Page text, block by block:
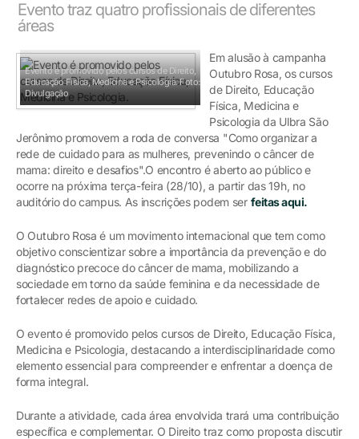
Evento traz quatro profissionais de diferentes
áreas
Evento é promovido pelos cursos de Direito,
Educação Física, Medicina e Psicologia.Foto:
Divulgação
Em alusão à campanha
Outubro Rosa, os cursos
de Direito, Educação
Física, Medicina e
Psicologia da Ulbra São
Jerônimo promovem a roda de conversa "Como organizar a
rede de cuidado para as mulheres, prevenindo o câncer de
mama: direito e desafios".O encontro é aberto ao público e
ocorre na próxima terça-feira (28/10), a partir das 19h, no
auditório do campus. As inscrições podem ser feitas aqui.
O Outubro Rosa é um movimento internacional que tem como
objetivo conscientizar sobre a importância da prevenção e do
diagnóstico precoce do câncer de mama, mobilizando a
sociedade em torno da saúde feminina e da necessidade de
fortalecer redes de apoio e cuidado.
O evento é promovido pelos cursos de Direito, Educação Física,
Medicina e Psicologia, destacando a interdisciplinaridade como
elemento essencial para compreender e enfrentar a doença de
forma integral.
Durante a atividade, cada área envolvida trará uma contribuição
específica e complementar. O Direito traz como proposta discutir